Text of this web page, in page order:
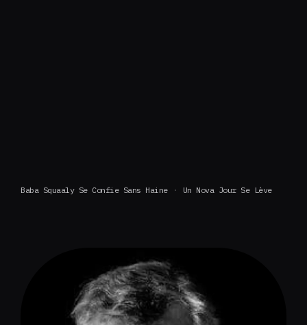
Baba Squaaly Se Confie Sans Haine Un Nova Jour Se Lève